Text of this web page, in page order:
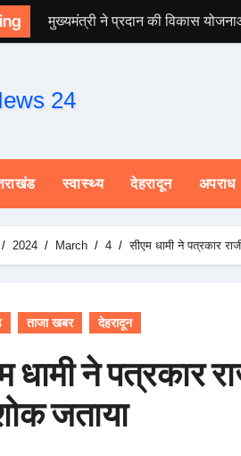
मुख्यमंत्री ने प्रदान की विकास
स्वास्थ्य देहरादून अपराध
2024 March 4 सीएम धामी ने पत्रकार
ताजा खबर देहरादून
धामी ने पत्रकार
जताया